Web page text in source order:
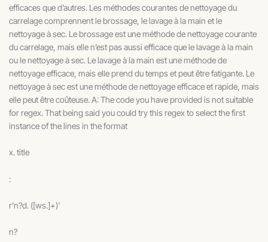
efficaces que d’autres. Les méthodes courantes de nettoyage du
carrelage comprennent le brossage, le lavage à la main et le
nettoyage à sec. Le brossage est une méthode de nettoyage courante
du carrelage, mais elle n’est pas aussi efficace que le lavage à la main
ou le nettoyage à sec. Le lavage à la main est une méthode de
nettoyage efficace, mais elle prend du temps et peut être fatigante. Le
nettoyage à sec est une méthode de nettoyage efficace et rapide, mais
elle peut être coûteuse. A: The code you have provided is not suitable
for regex. That being said you could try this regex to select the first
instance of the lines in the format
x. title
:
r'n?d. ([ws.]+)'
n?